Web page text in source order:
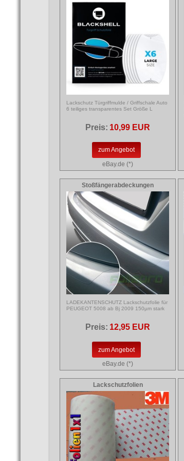
Lackschutz Türgriffmulde / Griffschale Auto
6 teiliges transparentes Set Größe L
Preis: 10,99 EUR
zum Angebot
eBay.de (*)
Stoßfängerabdeckungen
LADEKANTENSCHUTZ Lackschutzfolie für
PEUGEOT 5008 ab Bj 2009 150µm stark
Preis: 12,95 EUR
zum Angebot
eBay.de (*)
Lackschutzfolien